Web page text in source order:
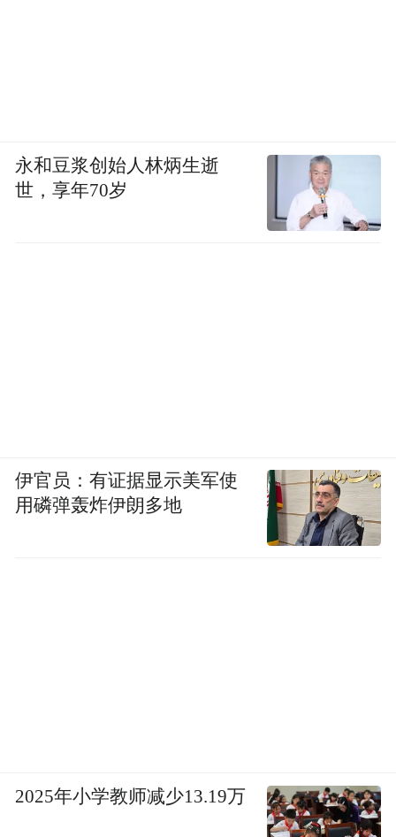
永和豆浆创始人林炳生逝
世，享年70岁
伊官员：有证据显示美军使
用磷弹轰炸伊朗多地
2025年小学教师减少13.19万